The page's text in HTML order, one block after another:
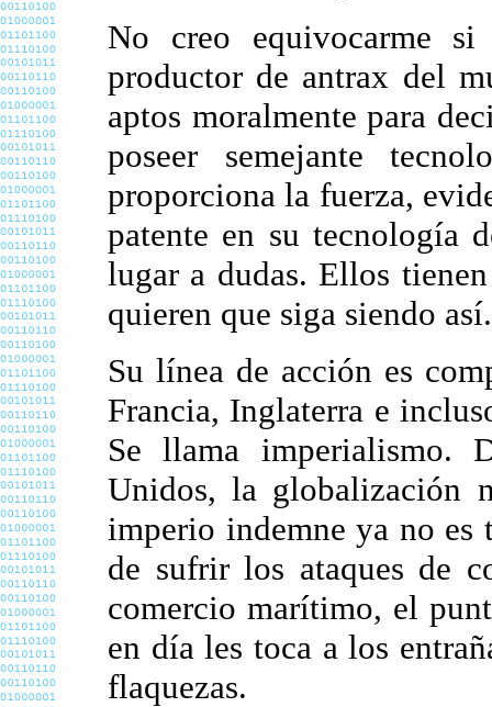
No creo equivocarme
productor de antrax del
aptos moralmente para
poseer semejante
proporciona la fuerza,
patente en su tecnología
lugar a dudas. Ellos
quieren que siga siendo así.
Su línea de acción es
Francia, Inglaterra e
Se llama imperialismo.
Unidos, la globalización
imperio indemne ya no es
de sufrir los ataques de
comercio marítimo, el
en día les toca a los
flaquezas.